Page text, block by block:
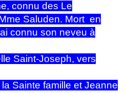
connu des Le
Saluden. Mort en
connu son neveu à
Saint-Joseph, vers
Sainte famille et Jeanne